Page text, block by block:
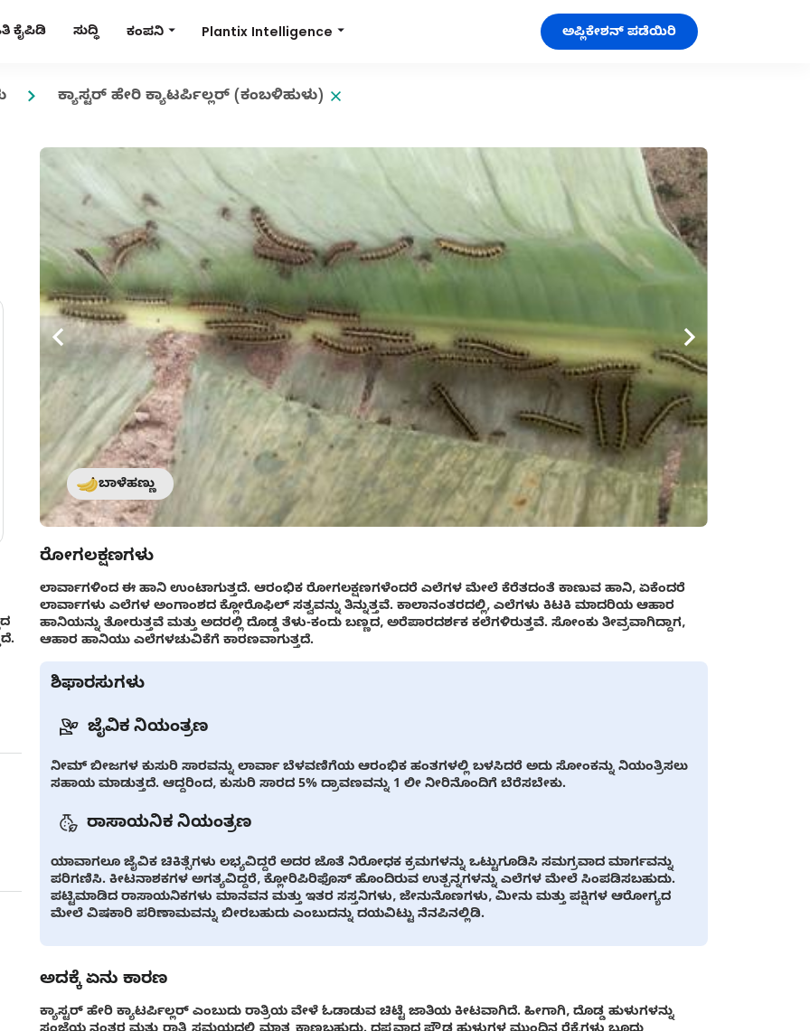
ಕೈಪಿಡಿ ಸುದ್ಧಿ ಕಂಪನಿ Plantix Intelligence ಅಪ್ಲಿಕೇಶನ್ ಪಡೆಯಿರಿ
ಕ್ಯಾಸ್ಟರ್ ಹೇರಿ ಕ್ಯಾಟರ್ಪಿಲ್ಲರ್ (ಕಂಬಳಿಹುಳು)
ಬಾಳೆಹಣ್ಣು
ರೋಗಲಕ್ಷಣಗಳು
ಲಾರ್ವಾಗಳಿಂದ ಈ ಹಾನಿ ಉಂಟಾಗುತ್ತದೆ. ಆರಂಭಿಕ ರೋಗಲಕ್ಷಣಗಳೆಂದರೆ ಎಲೆಗಳ ಮೇಲೆ ಕೆರೆತದಂತೆ ಕಾಣುವ ಹಾನಿ, ಏಕೆಂದರೆ
ಲಾರ್ವಾಗಳು ಎಲೆಗಳ ಅಂಗಾಂಶದ ಕ್ಲೋರೊಫಿಲ್ ಸತ್ವವನ್ನು ತಿನ್ನುತ್ತವೆ. ಕಾಲಾನಂತರದಲ್ಲಿ, ಎಲೆಗಳು ಕಿಟಕಿ ಮಾದರಿಯ ಆಹಾರ
ಹಾನಿಯನ್ನು ತೋರುತ್ತವೆ ಮತ್ತು ಅದರಲ್ಲಿ ದೊಡ್ಡ ತೆಳು-ಕಂದು ಬಣ್ಣದ, ಅರೆಪಾರದರ್ಶಕ ಕಲೆಗಳಿರುತ್ತವೆ. ಸೋಂಕು ತೀವ್ರವಾಗಿದ್ದಾಗ,
ಆಹಾರ ಹಾನಿಯು ಎಲೆಗಳಚುವಿಕೆಗೆ ಕಾರಣವಾಗುತ್ತದೆ.
ಶಿಫಾರಸುಗಳು
ಜೈವಿಕ ನಿಯಂತ್ರಣ
ನೀಮ್ ಬೀಜಗಳ ಕುಸುರಿ ಸಾರವನ್ನು ಲಾರ್ವಾ ಬೆಳವಣಿಗೆಯ ಆರಂಭಿಕ ಹಂತಗಳಲ್ಲಿ ಬಳಸಿದರೆ ಅದು ಸೋಂಕನ್ನು ನಿಯಂತ್ರಿಸಲು
ಸಹಾಯ ಮಾಡುತ್ತದೆ. ಆದ್ದರಿಂದ, ಕುಸುರಿ ಸಾರದ 5% ದ್ರಾವಣವನ್ನು 1 ಲೀ ನೀರಿನೊಂದಿಗೆ ಬೆರೆಸಬೇಕು.
ರಾಸಾಯನಿಕ ನಿಯಂತ್ರಣ
ಯಾವಾಗಲೂ ಜೈವಿಕ ಚಿಕಿತ್ಸೆಗಳು ಲಭ್ಯವಿದ್ದರೆ ಅದರ ಜೊತೆ ನಿರೋಧಕ ಕ್ರಮಗಳನ್ನು ಒಟ್ಟುಗೂಡಿಸಿ ಸಮಗ್ರವಾದ ಮಾರ್ಗವನ್ನು
ಪರಿಗಣಿಸಿ. ಕೀಟನಾಶಕಗಳ ಅಗತ್ಯವಿದ್ದರೆ, ಕ್ಲೋರಿಪಿರಿಫೊಸ್ ಹೊಂದಿರುವ ಉತ್ಪನ್ನಗಳನ್ನು ಎಲೆಗಳ ಮೇಲೆ ಸಿಂಪಡಿಸಬಹುದು.
ಪಟ್ಟಿಮಾಡಿದ ರಾಸಾಯನಿಕಗಳು ಮಾನವನ ಮತ್ತು ಇತರ ಸಸ್ತನಿಗಳು, ಜೇನುನೊಣಗಳು, ಮೀನು ಮತ್ತು ಪಕ್ಷಿಗಳ ಆರೋಗ್ಯದ
ಮೇಲೆ ವಿಷಕಾರಿ ಪರಿಣಾಮವನ್ನು ಬೀರಬಹುದು ಎಂಬುದನ್ನು ದಯವಿಟ್ಟು ನೆನಪಿನಲ್ಲಿಡಿ.
ಅದಕ್ಕೆ ಏನು ಕಾರಣ
ಕ್ಯಾಸ್ಟರ್ ಹೇರಿ ಕ್ಯಾಟರ್ಪಿಲ್ಲರ್ ಎಂಬುದು ರಾತ್ರಿಯ ವೇಳೆ ಓಡಾಡುವ ಚಿಟ್ಟೆ ಜಾತಿಯ ಕೀಟವಾಗಿದೆ. ಹೀಗಾಗಿ, ದೊಡ್ಡ ಹುಳುಗಳನ್ನು